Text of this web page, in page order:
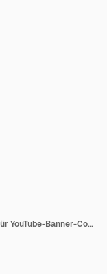
Professionelle Premium-PSD-Vorlage für YouTube-Banner-Cover für soziale Medien